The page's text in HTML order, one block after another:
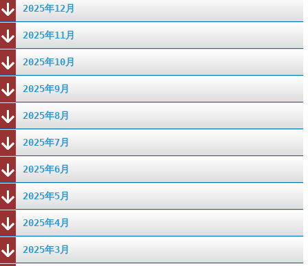
2025年12月
2025年11月
2025年10月
2025年9月
2025年8月
2025年7月
2025年6月
2025年5月
2025年4月
2025年3月